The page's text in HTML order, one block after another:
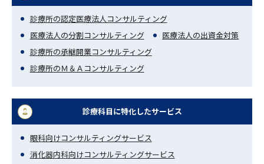
診療所の認定医療法人コンサルティング
医療法人の分割コンサルティング
医療法人の出資金対策
診療所の承継開業コンサルティング
診療所のＭ＆Ａコンサルティング
診療科目に特化したサービス
眼科向けコンサルティングサービス
消化器内科向けコンサルティングサービス